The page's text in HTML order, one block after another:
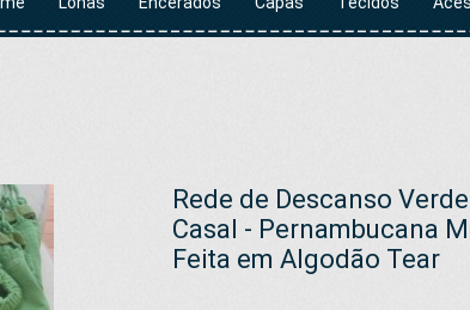
Rede de Descanso
Casal - Pernambucana
Feita em Algodão Tear